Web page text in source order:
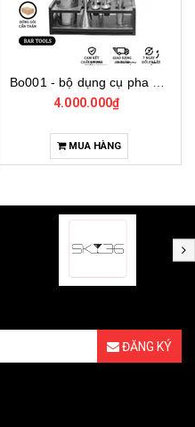
4.000.000₫
MUA HÀNG
ĐĂNG KÝ